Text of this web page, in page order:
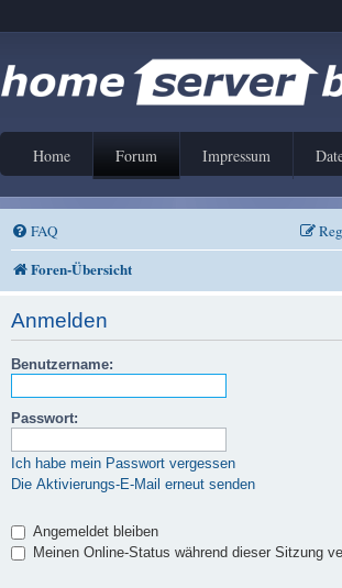
Home Forum Impressum
FAQ
Foren-Übersicht
Anmelden
Benutzername:
Passwort:
Ich habe mein Passwort vergessen
Die Aktivierungs-E-Mail erneut senden
Angemeldet bleiben
Meinen Online-Status während dieser Sitzung